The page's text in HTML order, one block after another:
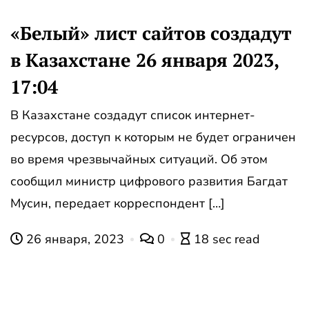
«Белый» лист сайтов создадут
в Казахстане 26 января 2023,
17:04
В Казахстане создадут список интернет-
ресурсов, доступ к которым не будет ограничен
во время чрезвычайных ситуаций. Об этом
сообщил министр цифрового развития Багдат
Мусин, передает корреспондент […]
26 января, 2023 0 18 sec read